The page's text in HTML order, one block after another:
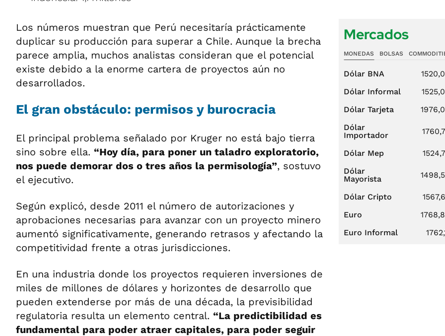
Los números muestran que Perú necesitaría prácticamente
duplicar su producción para superar a Chile. Aunque la brecha
parece amplia, muchos analistas consideran que el potencial
existe debido a la enorme cartera de proyectos aún no
desarrollados.
El gran obstáculo: permisos y burocracia
El principal problema señalado por Kruger no está bajo tierra
sino sobre ella. “Hoy día, para poner un taladro exploratorio,
nos puede demorar dos o tres años la permisología”, sostuvo
el ejecutivo.
Según explicó, desde 2011 el número de autorizaciones y
aprobaciones necesarias para avanzar con un proyecto minero
aumentó significativamente, generando retrasos y afectando la
competitividad frente a otras jurisdicciones.
En una industria donde los proyectos requieren inversiones de
miles de millones de dólares y horizontes de desarrollo que
pueden extenderse por más de una década, la previsibilidad
regulatoria resulta un elemento central. “La predictibilidad es
fundamental para poder atraer capitales, para poder seguir
Mercados
MONEDAS BOLSAS
Dólar BNA
Dólar Informal
Dólar Tarjeta
Dólar
Importador
Dólar Mep
Dólar
Mayorista
Dólar Cripto
Euro
Euro Informal